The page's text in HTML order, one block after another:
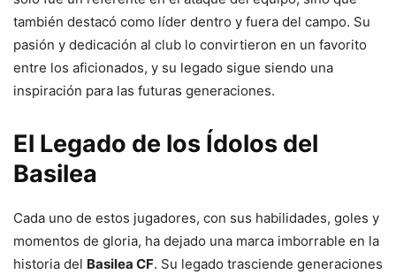
también destacó como líder dentro y fuera del campo. Su
pasión y dedicación al club lo convirtieron en un favorito
entre los aficionados, y su legado sigue siendo una
inspiración para las futuras generaciones.
El Legado de los Ídolos del
Basilea
Cada uno de estos jugadores, con sus habilidades, goles y
momentos de gloria, ha dejado una marca imborrable en la
historia del Basilea CF. Su legado trasciende generaciones